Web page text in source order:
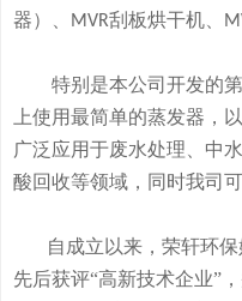
器）、
MVR刮板烘干机、
特别是本公司开发的
上使用最简单的蒸发器，
广泛应用于废水处理、中
酸回收等领域， 同时我司可
自成立以来，荣轩环
先后获评“高新技术企业”